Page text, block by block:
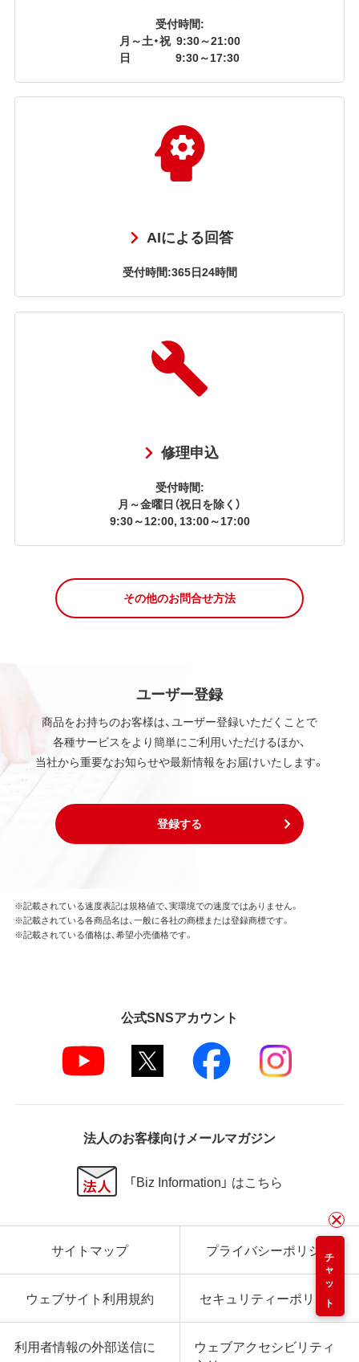
受付時間:
月～土・祝 9:30～21:00
日
9:30～17:30
AIによる回答
受付時間:365日24時間
修理申込
受付時間:
月～金曜日（祝日を除く）
9:30～12:00, 13:00～17:00
その他のお問合せ方法
ユーザー登録
商品をお持ちのお客様は、ユーザー登録いただくことで
各種サービスをより簡単にご利用いただけるほか、
当社から重要なお知らせや最新情報をお届けいたします。
登録する
チャット
※記載されている速度表記は規格値で、実環境での速度ではありません。
※記載されている各商品名は、一般に各社の商標または登録商標です。
※記載されている価格は、希望小売価格です。
公式SNSアカウント
法人のお客様向けメールマガジン
「Biz Information」 はこちら
サイトマップ プライバシーポリシー
ウェブサイト利用規約 セキュリティーポリシー
利用者情報の外部送信に
ウェブアクセシビリティ